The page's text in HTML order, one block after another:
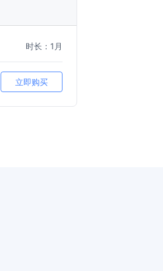
时长：1月
立即购买